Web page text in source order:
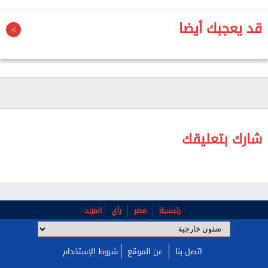
أصل 19 ألفًا و600 مواطن كان يفترض تمكينهم من السفر
منذ أن تم الاتفاق على فتح معبر رفح البري، بنسبة التزام
وأدان - بأشد العبارات - سياسة الاحتلال المنهجية في
المسئولية الكاملة عن استمرار تدهور الأوضاع الإنسانية
في قطاع غزة.
قد يعجبك أيضا
شارك بتعليقك
رئيسية مصر رأي المزيد
اتصل بنا عن الموقع شروط الإستخدام